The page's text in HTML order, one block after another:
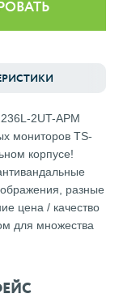
2UT-APM
мониторов TS-
корпусе!
разные
цена / качество
для множества